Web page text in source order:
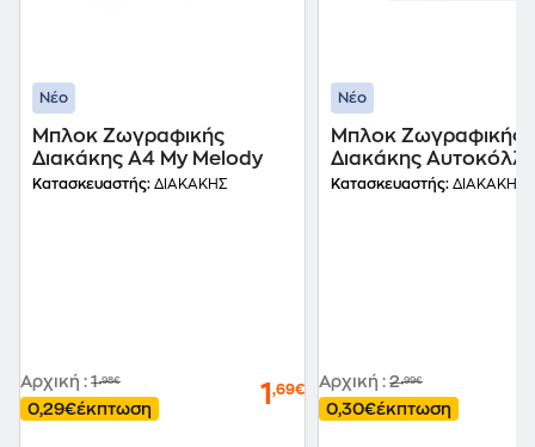
Νέο
Μπλοκ Ζωγραφικής
Διακάκης Α4 My Melody
Κατασκευαστής: ΔΙΑΚΑΚΗΣ
Αρχική : 1,98€
0,29€έκπτωση 1 ,69€
Νέο
Μπλοκ Ζωγραφικής
Διακάκης
Στένσιλ My Melody
Κατασκευαστής: ΔΙΑΚΑΚΗΣ
Αρχική : 2,99€
0,30€έκπτωση